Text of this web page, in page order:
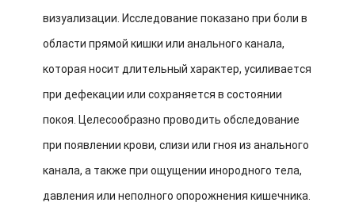
визуализации. Исследование показано при боли в
области прямой кишки или анального канала,
которая носит длительный характер, усиливается
при дефекации или сохраняется в состоянии
покоя. Целесообразно проводить обследование
при появлении крови, слизи или гноя из анального
канала, а также при ощущении инородного тела,
давления или неполного опорожнения кишечника.